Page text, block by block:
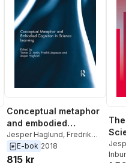
Conceptual metaphor
and embodied
cognition in science
learning
Jesper Haglund, Fredrik
Jeppsson,Tamer Amin
E-bok 2018
815 kr